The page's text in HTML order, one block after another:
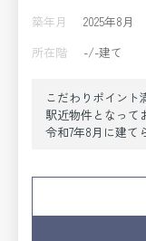
築年月
2025年8月
所在階
-/-建て
こだわりポイント
駅近物件となって
令和7年8月に建て
定に合わせて使う